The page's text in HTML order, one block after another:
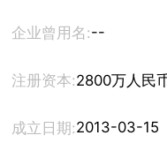
企业曾用名:--
注册资本:2800万人民
成立日期:2013-03-15